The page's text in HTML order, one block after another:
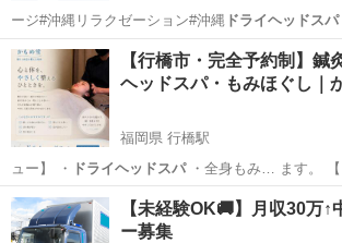
ージ#沖縄リラクゼーション#沖縄ドライヘッドスパ
サロンキング…
沖縄 宜野湾市 その他 小顔
【行橋市・完全予約制】鍼
ヘッドスパ・もみほぐし｜
福岡県 行橋駅
ュー】 ・
ドライヘッドスパ ・全身もみ… ます。 【
60分】 …
福岡 行橋市 行橋駅 マッサージ ドラ
【未経験OK🚚】月収30万↑
ー募集